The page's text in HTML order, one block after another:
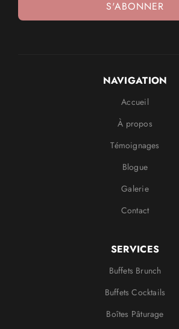
NAVIGATION
Accueil
À propos
Témoignages
Blogue
Galerie
Contact
SERVICES
Buffets Brunch
Buffets Cocktails
Boîtes Pâturage